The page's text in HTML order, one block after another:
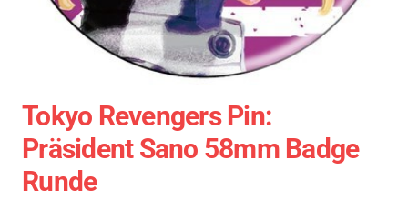
Tokyo Revengers Pin:
Präsident Sano 58mm Badge
Runde